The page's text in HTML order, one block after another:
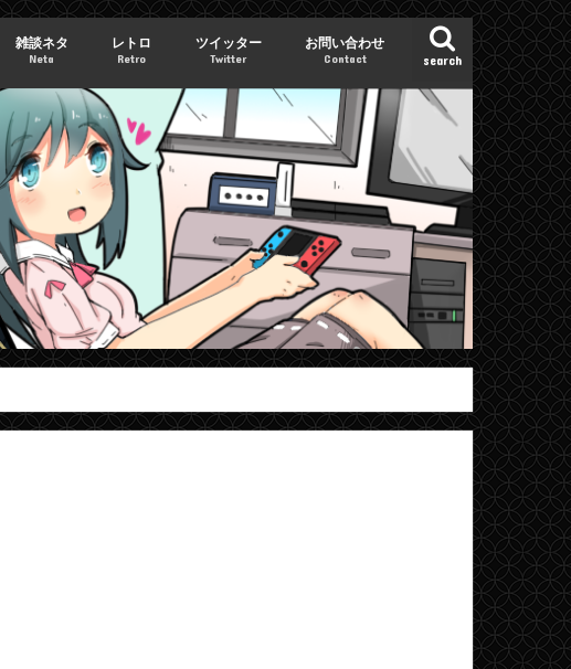
search
雑談ネタ
Neta
レトロ
Retro
ツイッター
Twitter
お問い合わせ
Contact